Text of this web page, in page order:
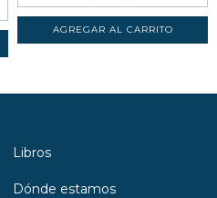
Libros
Dónde estamos